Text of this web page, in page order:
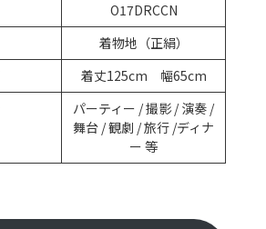
O17DRCCN
着物地（正絹）
着丈125cm 幅65cm
パーティー / 撮影 / 演奏 /
舞台 / 観劇 / 旅行 /ディナ
ー 等